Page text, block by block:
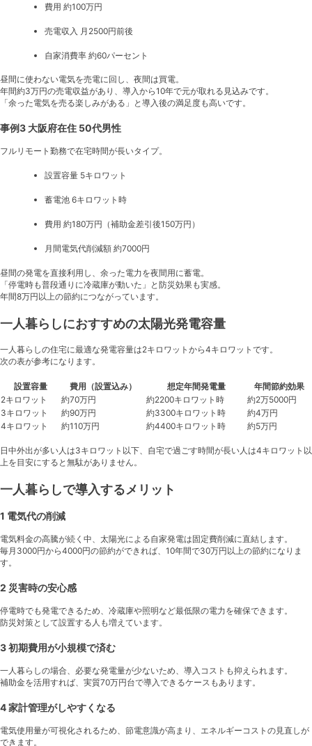
費用 約100万円
売電収入 月2500円前後
自家消費率 約60パーセント
昼間に使わない電気を売電に回し、夜間は買電。
年間約3万円の売電収益があり、導入から10年で元が取れる見込みです。
「余った電気を売る楽しみがある」と導入後の満足度も高いです。
事例3 大阪府在住 50代男性
フルリモート勤務で在宅時間が長いタイプ。
設置容量 5キロワット
蓄電池 6キロワット時
費用 約180万円（補助金差引後150万円）
月間電気代削減額 約7000円
昼間の発電を直接利用し、余った電力を夜間用に蓄電。
「停電時も普段通りに冷蔵庫が動いた」と防災効果も実感。
年間8万円以上の節約につながっています。
一人暮らしにおすすめの太陽光発電容量
一人暮らしの住宅に最適な発電容量は2キロワットから4キロワットです。
次の表が参考になります。
設置容量 費用（設置込み） 想定年間発電量
年間節約効果
2キロワット
約70万円 約2200キロワット時
約2万5000円
3キロワット
約90万円 約3300キロワット時
約4万円
4キロワット
約110万円 約4400キロワット時 約5万円
日中外出が多い人は3キロワット以下、自宅で過ごす時間が長い人は4キロワット以
上を目安にすると無駄がありません。
一人暮らしで導入するメリット
1 電気代の削減
電気料金の高騰が続く中、太陽光による自家発電は固定費削減に直結します。
毎月3000円から4000円の節約ができれば、10年間で30万円以上の節約になりま
す。
2 災害時の安心感
停電時でも発電できるため、冷蔵庫や照明など最低限の電力を確保できます。
防災対策として設置する人も増えています。
3 初期費用が小規模で済む
一人暮らしの場合、必要な発電量が少ないため、導入コストも抑えられます。
補助金を活用すれば、実質70万円台で導入できるケースもあります。
4 家計管理がしやすくなる
電気使用量が可視化されるため、節電意識が高まり、エネルギーコストの見直しが
できます。